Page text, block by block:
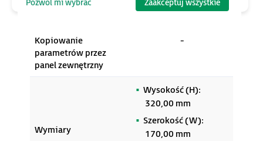
wypuszczenia jako
Kopiowanie
parametrów przez
panel zewnętrzny
-
Wymiary
Wysokość (H):
320,00 mm
Szerokość (W):
170,00 mm
Pozwól mi wybrać Zaakceptuj wszystkie